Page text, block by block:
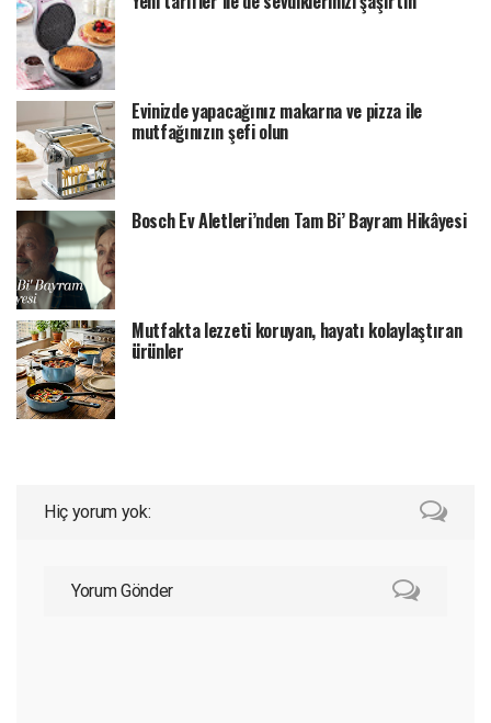
Evinizde yapacağınız makarna ve pizza ile
mutfağınızın şefi olun
Bosch Ev Aletleri’nden Tam Bi’ Bayram Hikâyesi
Mutfakta lezzeti koruyan, hayatı kolaylaştıran
ürünler
Hiç yorum yok:
Yorum Gönder